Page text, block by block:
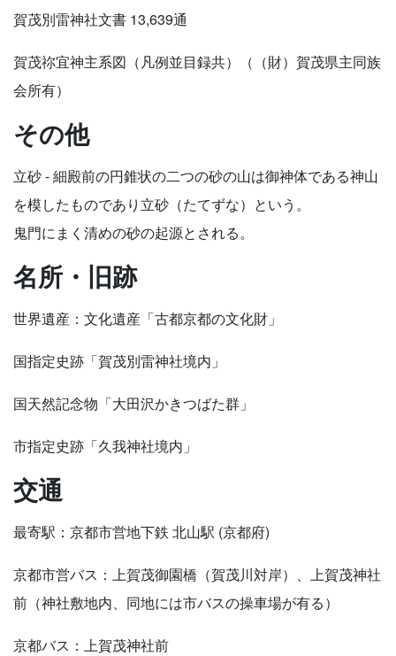
賀茂別雷神社文書 13,639通
賀茂祢宜神主系図（凡例並目録共）（（財）賀茂県主同族
会所有）
その他
立砂 - 細殿前の円錐状の二つの砂の山は御神体である神山
を模したものであり立砂（たてずな）という。
鬼門にまく清めの砂の起源とされる。
名所・旧跡
世界遺産：文化遺産「古都京都の文化財」
国指定史跡「賀茂別雷神社境内」
国天然記念物「大田沢かきつばた群」
市指定史跡「久我神社境内」
交通
最寄駅：京都市営地下鉄 北山駅 (京都府)
京都市営バス：上賀茂御園橋（賀茂川対岸）、上賀茂神社
前（神社敷地内、同地には市バスの操車場が有る）
京都バス：上賀茂神社前